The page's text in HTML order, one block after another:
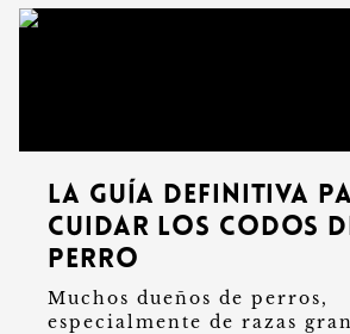
La guía definitiva
cuidar los codos
perro
Muchos dueños de perros,
especialmente de razas